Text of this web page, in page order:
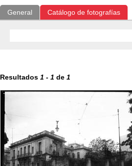
General Catálogo de fotografías
Resultados 1 - 1 de 1